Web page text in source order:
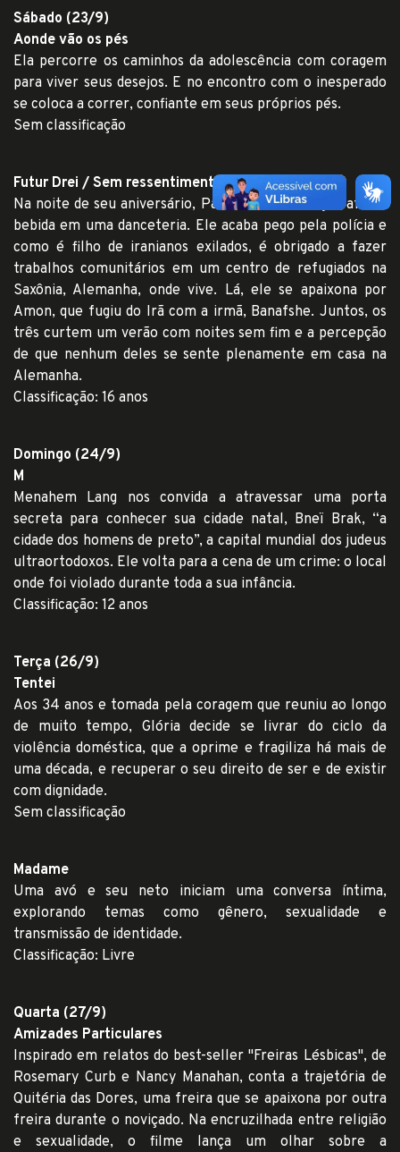
Sábado (23/9)
Aonde vão os pés
Ela percorre os caminhos da adolescência com coragem
para viver seus desejos. E no encontro com o inesperado
se coloca a correr, confiante em seus próprios pés.
Sem classificação
Futur Drei / Sem ressentimentos
Na noite de seu aniversário, Parvis rouba uma garrafa de
bebida em uma danceteria. Ele acaba pego pela polícia e
como é filho de iranianos exilados, é obrigado a fazer
trabalhos comunitários em um centro de refugiados na
Saxônia, Alemanha, onde vive. Lá, ele se apaixona por
Amon, que fugiu do Irã com a irmã, Banafshe. Juntos, os
três curtem um verão com noites sem fim e a percepção
de que nenhum deles se sente plenamente em casa na
Alemanha.
Classificação: 16 anos
Domingo (24/9)
M
Menahem Lang nos convida a atravessar uma porta
secreta para conhecer sua cidade natal, Bneï Brak, “a
cidade dos homens de preto”, a capital mundial dos judeus
ultraortodoxos. Ele volta para a cena de um crime: o local
onde foi violado durante toda a sua infância.
Classificação: 12 anos
Terça (26/9)
Tentei
Aos 34 anos e tomada pela coragem que reuniu ao longo
de muito tempo, Glória decide se livrar do ciclo da
violência doméstica, que a oprime e fragiliza há mais de
uma década, e recuperar o seu direito de ser e de existir
com dignidade.
Sem classificação
Madame
Uma avó e seu neto iniciam uma conversa íntima,
explorando temas como gênero, sexualidade e
transmissão de identidade.
Classificação: Livre
Quarta (27/9)
Amizades Particulares
Inspirado em relatos do best-seller "Freiras Lésbicas", de
Rosemary Curb e Nancy Manahan, conta a trajetória de
Quitéria das Dores, uma freira que se apaixona por outra
freira durante o noviçado. Na encruzilhada entre religião
e sexualidade, o filme lança um olhar sobre a